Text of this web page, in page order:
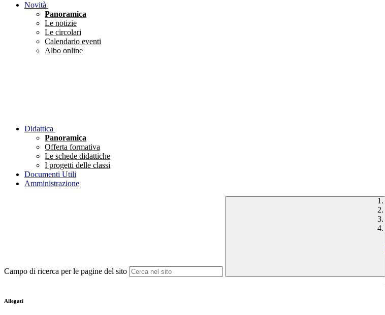
Novità
Panoramica
Le notizie
Le circolari
Calendario eventi
Albo online
Didattica
Panoramica
Offerta formativa
Le schede didattiche
I progetti delle classi
Documenti Utili
Amministrazione
Campo di ricerca per le pagine del sito
Allegati